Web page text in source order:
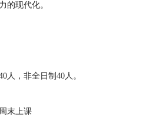
的现代化。
人，非全日制40人。
末上课